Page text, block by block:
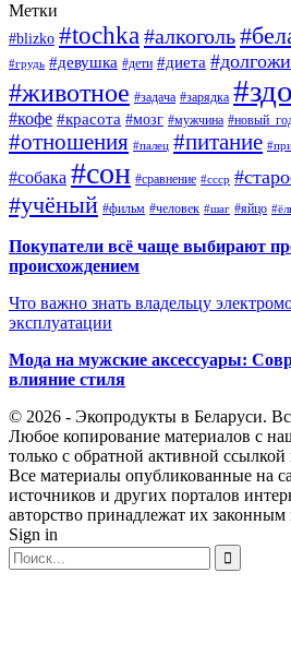
Метки
#blizko #tochka #алкоголь
#грудь #девушка #дети #диета
#животное #задача #зарядка
#кофе #красота #мозг #мужчина
#отношения #палец #питание
#собака #сон #сравнение #ссср
#учёный #фильм #человек #шаг #яйцо
Покупатели всё чаще выбирают
происхождением
Что важно знать владельцу
эксплуатации
Мода на мужские аксессуары:
влияние стиля
© 2026 - Экопродукты в Беларуси.
Любое копирование материалов с
только с обратной активной ссылкой
Все материалы опубликованные на
источников и других порталов
авторство принадлежат их законным
Sign in